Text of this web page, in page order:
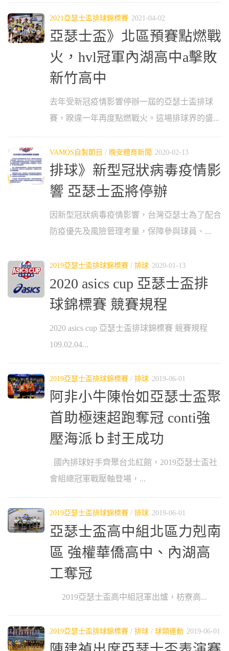
2021亞瑟士盃排球錦標賽 2021-04-02
亞瑟士盃》北區預賽點燃戰
火，hvl冠軍內湖高中a擊敗
新竹高中
去年受新冠疫情影響停辦一屆的亞瑟士盃排球
賽，睽違一年再度點燃戰火。這場排球界的盛...
VAMOS自製節目 / 晚安體育新聞 2020-02-13
排球》新型冠狀病毒疫情影
響 亞瑟士盃將停辦
因新型冠狀病毒疫情影響，台灣亞瑟士為了配合
防疫優先及風險管理考量，保障參與球員、...
2019亞瑟士盃排球錦標賽 / 排球 2020-01-13
2020 asics cup 亞瑟士盃排
球錦標賽 競賽規程
2020 asics cup 亞瑟士盃排球錦標賽 競賽規程
109.02.04...
2019亞瑟士盃排球錦標賽 / 排球 2019-06-01
阿非小牛陳怡如亞瑟士盃聚
首助極速超跑奪冠 conti強
壓海派ｂ封王成功
國內排球好手齊聚台北紅館，2019亞瑟士盃社
會組總冠軍戰壓軸登場，...
2019亞瑟士盃排球錦標賽 / 排球 2019-06-01
亞瑟士盃高中組北區力剋南
區 強權華僑高中、內湖高
工奪冠
2019亞瑟士盃高中組冠軍出爐，枋寮高...
2019亞瑟士盃排球錦標賽 / 排球 / 球類運動 2019-06-01